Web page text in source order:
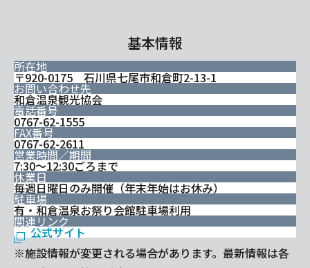
基本情報
所在地
〒920-0175 石川県七尾市和倉町2-13-1
お問い合わせ先
和倉温泉観光協会
電話番号
0767-62-1555
FAX番号
0767-62-2611
営業時間／期間
7:30～12:30ごろまで
休業日
毎週日曜日のみ開催（年末年始はお休み）
駐車場
有・和倉温泉お祭り会館駐車場利用
関連リンク
公式サイト
※施設情報が変更される場合があります。最新情報は各